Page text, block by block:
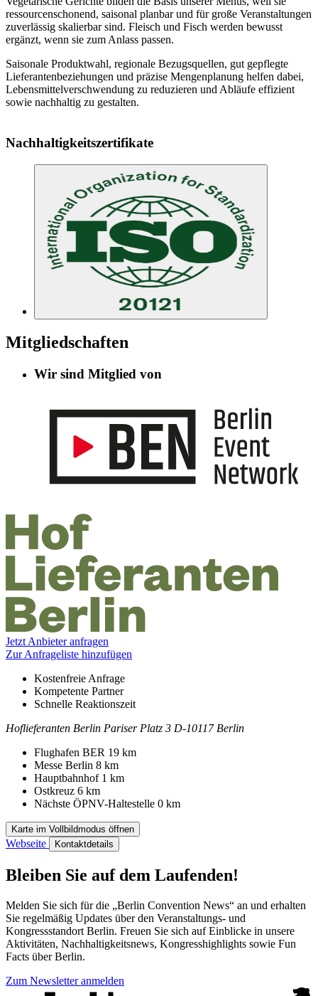
ressourcenschonend, saisonal planbar und für große Veranstaltungen
zuverlässig skalierbar sind. Fleisch und Fisch werden bewusst
ergänzt, wenn sie zum Anlass passen.
Saisonale Produktwahl, regionale Bezugsquellen, gut gepflegte
Lieferantenbeziehungen und präzise Mengenplanung helfen dabei,
Lebensmittelverschwendung zu reduzieren und Abläufe effizient
sowie nachhaltig zu gestalten.
Nachhaltigkeitszertifikate
Mitgliedschaften
Wir sind Mitglied von
Informationen
Jetzt Anbieter anfragen
Zur Anfrageliste hinzufügen
Kostenfreie Anfrage
Kompetente Partner
Schnelle Reaktionszeit
Adresse
Hoflieferanten Berlin Pariser Platz 3 D-10117 Berlin
Flughafen BER 19 km
Messe Berlin 8 km
Hauptbahnhof 1 km
Ostkreuz 6 km
Nächste ÖPNV-Haltestelle 0 km
Karte im Vollbildmodus öffnen
Webseite Kontaktdetails
Bleiben Sie auf dem Laufenden!
Melden Sie sich für die „Berlin Convention News“ an und erhalten
Sie regelmäßig Updates über den Veranstaltungs- und
Kongressstandort Berlin. Freuen Sie sich auf Einblicke in unsere
Aktivitäten, Nachhaltigkeitsnews, Kongresshighlights sowie Fun
Facts über Berlin.
Zum Newsletter anmelden